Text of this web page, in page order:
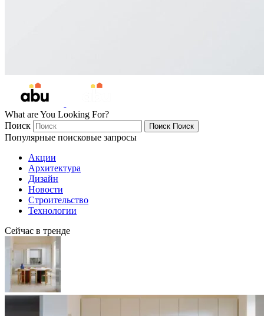
What are You Looking For?
Поиск
Поиск Поиск
Популярные поисковые запросы
Акции
Архитектура
Дизайн
Новости
Строительство
Технологии
Сейчас в тренде